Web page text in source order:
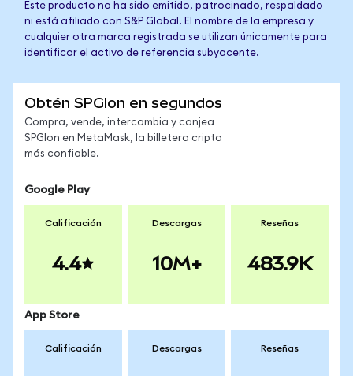
Este producto no ha sido emitido, patrocinado, respaldado
ni está afiliado con S&P Global. El nombre de la empresa y
cualquier otra marca registrada se utilizan únicamente para
identificar el activo de referencia subyacente.
Obtén SPGIon en segundos
Compra, vende, intercambia y canjea
SPGIon en MetaMask, la billetera cripto
más confiable.
Google Play
Calificación
4.4
Descargas
10M+
Reseñas
483.9K
App Store
Calificación Descargas Reseñas